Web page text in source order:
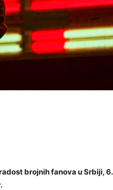
brojnih fanova u Srbiji, 6.